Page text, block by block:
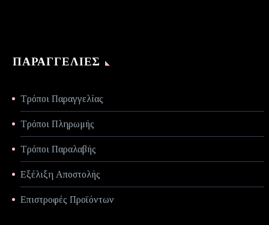
ΠΑΡΑΓΓΕΛΊΕΣ
Τρόποι Παραγγελίας
Τρόποι Πληρωμής
Τρόποι Παραλαβής
Εξέλιξη Αποστολής
Επιστροφές Προϊόντων